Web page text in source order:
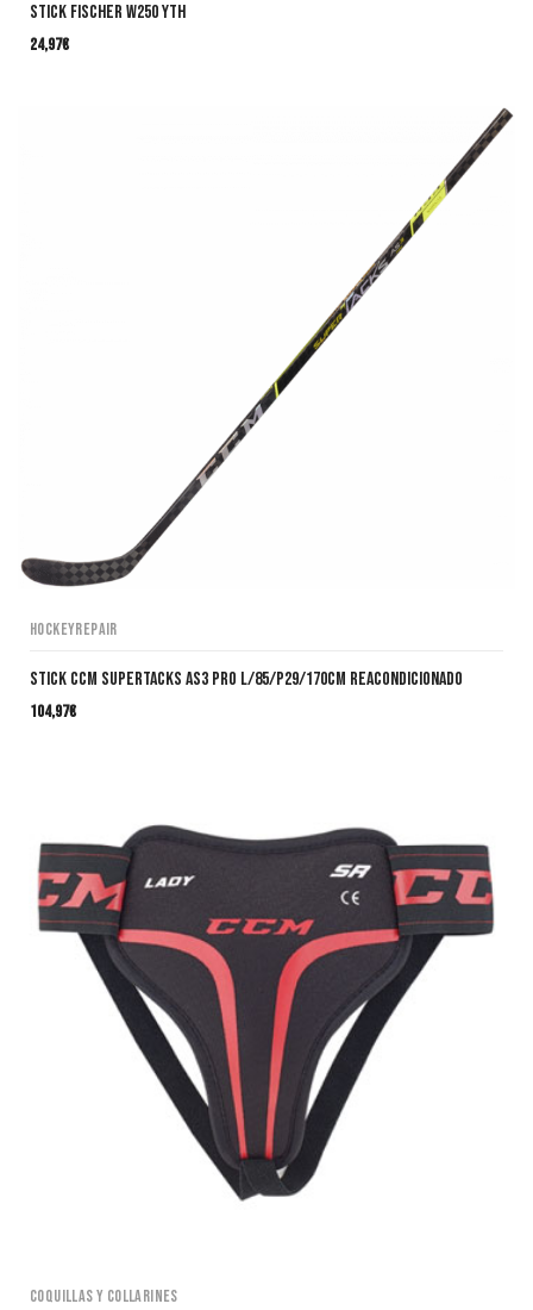
Stick Fischer W250 YTH
24,97€
HockeyRepair
Stick CCM SuperTacks AS3 Pro L/85/P29/170cm Reacondicionado
104,97€
Coquillas y collarines